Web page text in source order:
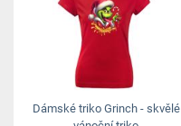
Dámské triko Grinch - skvělé